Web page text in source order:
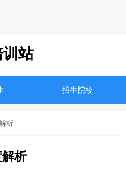
站
招生院校
析
析